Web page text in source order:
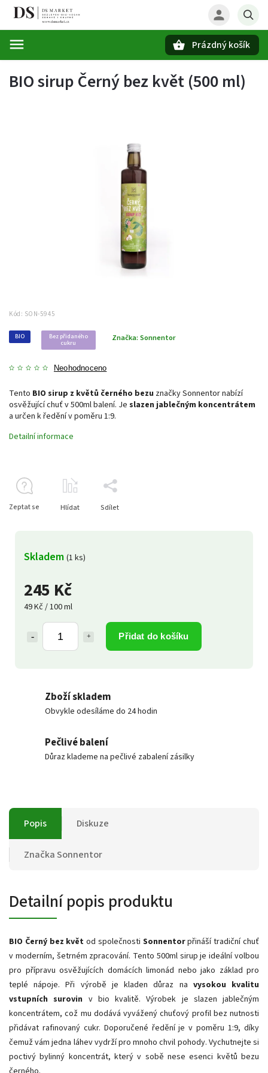
Prázdný košík
BIO sirup Černý bez květ (500 ml)
Kód: SON-5945
BIO Bez přidaného
cukru
Neohodnoceno
Značka: Sonnentor
245 Kč
49 Kč / 100 ml
Přidat do košíku
Skladem (1 ks)
Tento BIO sirup z květů černého bezu značky Sonnentor nabízí
osvěžující chuť v 500ml balení. Je slazen jablečným koncentrátem
a určen k ředění v poměru 1:9.
Detailní informace
Zeptat se Hlídat Sdílet
Zboží skladem
Obvykle odesíláme do 24 hodin
Pečlivé balení
Důraz klademe na pečlivé zabalení zásilky
Popis Diskuze
ZnačkaSonnentor
Detailní popis produktu
BIO Černý bez květ od společnosti Sonnentorpřináší tradiční chuť
v moderním, šetrném zpracování. Tento 500ml sirup je ideální volbou
pro přípravu osvěžujících domácích limonád nebo jako základ pro
teplé nápoje. Při výrobě je kladen důraz na vysokou kvalitu
vstupních surovin v bio kvalitě. Výrobek je slazen jablečným
koncentrátem, což mu dodává vyvážený chuťový profil bez nutnosti
přidávat rafinovaný cukr. Doporučené ředění je v poměru 1:9, díky
čemuž vám jedna láhev vydrží pro mnoho chvil pohody. Vychutnejte si
poctivý bylinný koncentrát, který v sobě nese esenci květů bezu